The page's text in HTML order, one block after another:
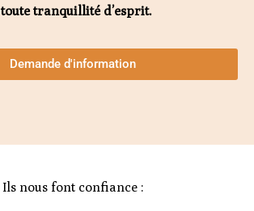
tranquillité d’esprit.
Demande d'information
Ils nous font confiance :